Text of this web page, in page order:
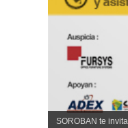
SOROBAN te